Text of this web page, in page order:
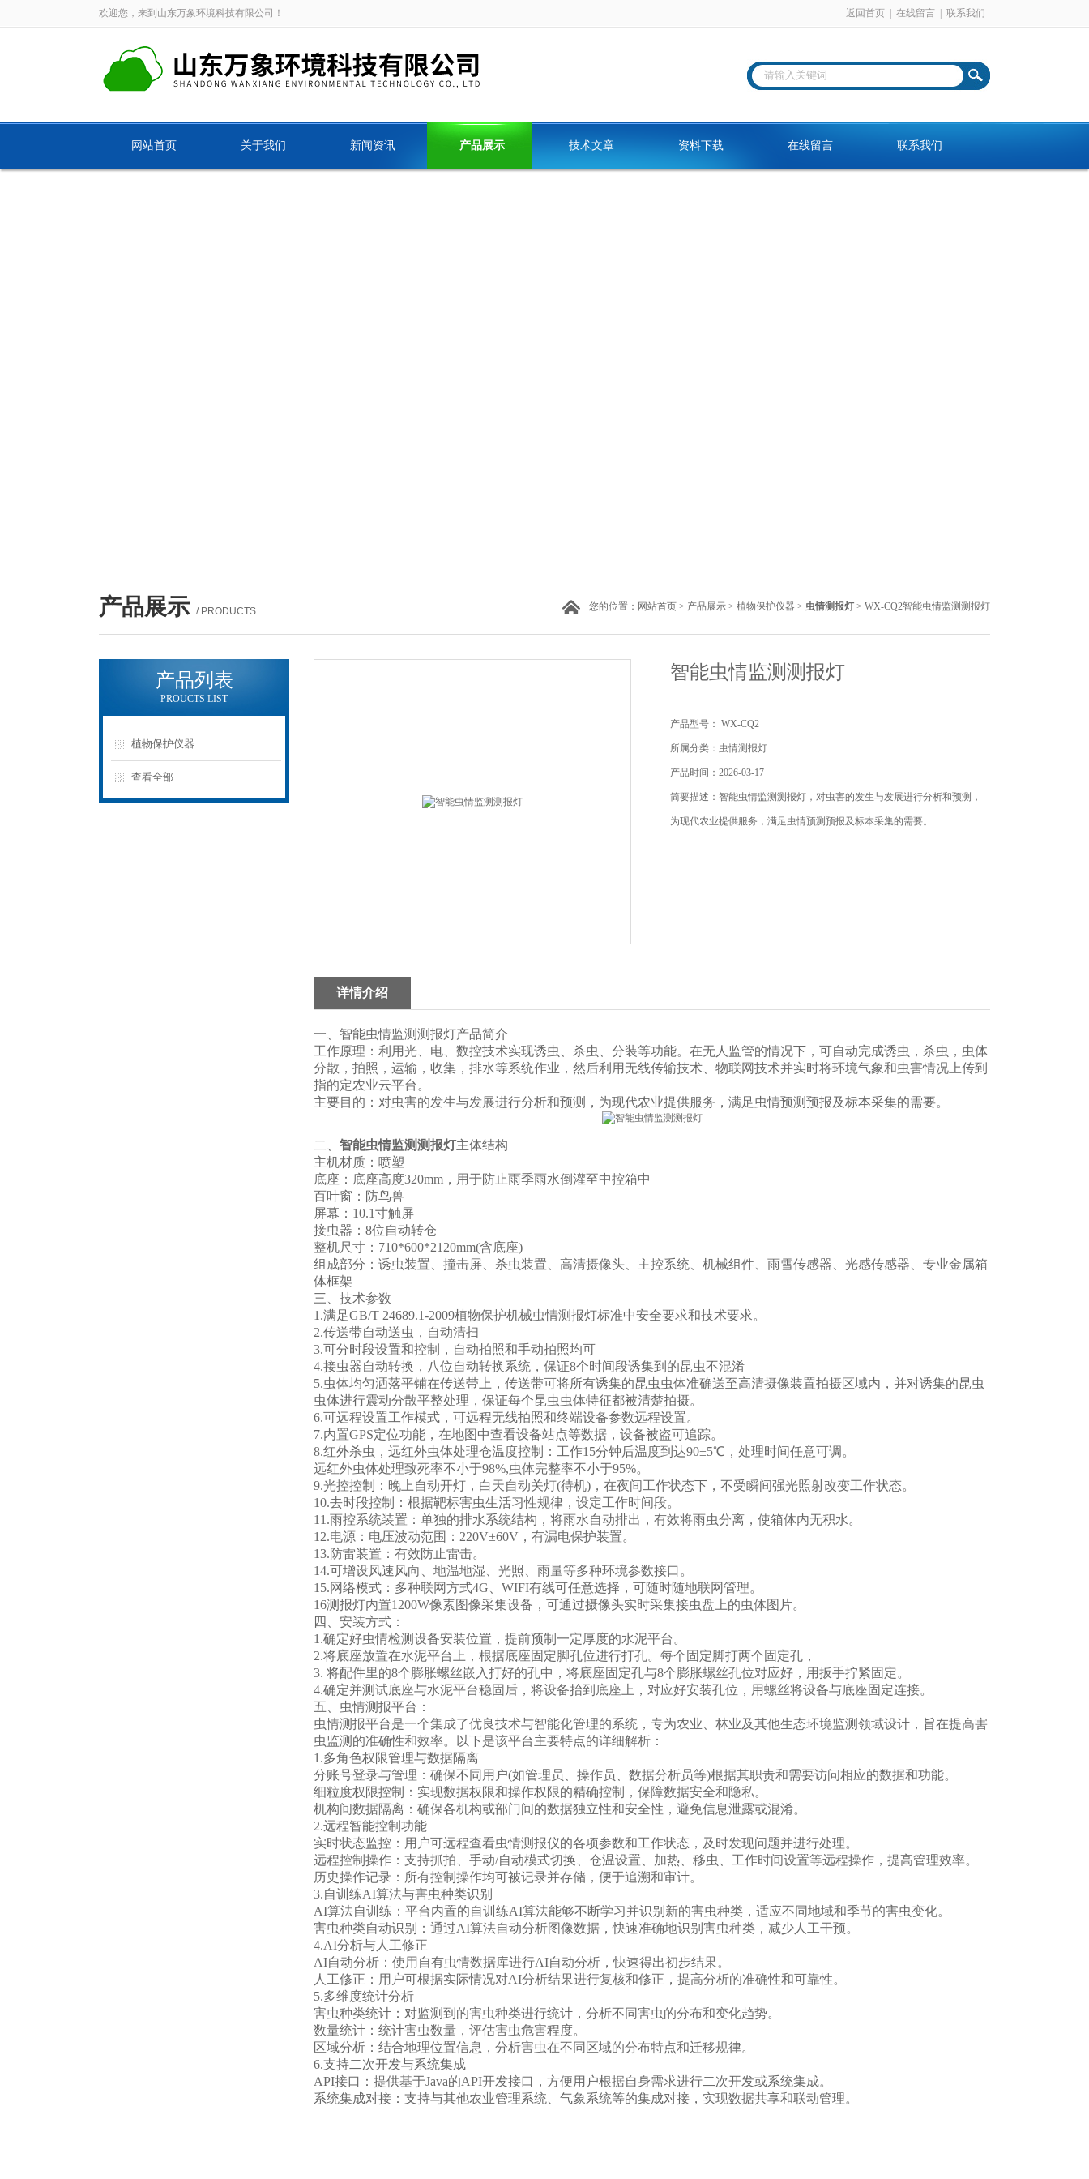
欢迎您，来到山东万象环境科技有限公司！ 返回首页 在线留言 联系我们
网站首页 关于我们 新闻资讯 产品展示 技术文章 资料下载 在线留言 联系我们
产品展示 / PRODUCTS 您的位置： 网站首页 > 产品展示 > 植物保护仪器 > 虫情测报灯 > WX-CQ2智能虫情监测测报灯
产品列表
PROUCTS LIST
植物保护仪器
查看全部
智能虫情监测测报灯
产品型号： WX-CQ2
所属分类：虫情测报灯
产品时间：2026-03-17
简要描述：智能虫情监测测报灯，对虫害的发生与发展进行分析和预测，
为现代农业提供服务，满足虫情预测预报及标本采集的需要。
详情介绍
一、智能虫情监测测报灯产品简介
工作原理：利用光、电、数控技术实现诱虫、杀虫、分装等功能。在无人监管的情况下，可自动完成诱虫，杀虫，虫体
分散，拍照，运输，收集，排水等系统作业，然后利用无线传输技术、物联网技术并实时将环境气象和虫害情况上传到
指的定农业云平台。
主要目的：对虫害的发生与发展进行分析和预测，为现代农业提供服务，满足虫情预测预报及标本采集的需要。
二、 智能虫情监测测报灯主体结构
主机材质：喷塑
底座：底座高度320mm，用于防止雨季雨水倒灌至中控箱中
百叶窗：防鸟兽
屏幕：10.1寸触屏
接虫器：8位自动转仓
整机尺寸：710*600*2120mm(含底座)
组成部分：诱虫装置、撞击屏、杀虫装置、高清摄像头、主控系统、机械组件、雨雪传感器、光感传感器、专业金属箱
体框架
三、技术参数
1.满足GB/T 24689.1-2009植物保护机械虫情测报灯标准中安全要求和技术要求。
2.传送带自动送虫，自动清扫
3.可分时段设置和控制，自动拍照和手动拍照均可
4.接虫器自动转换，八位自动转换系统，保证8个时间段诱集到的昆虫不混淆
5.虫体均匀洒落平铺在传送带上，传送带可将所有诱集的昆虫虫体准确送至高清摄像装置拍摄区域内，并对诱集的昆虫
虫体进行震动分散平整处理，保证每个昆虫虫体特征都被清楚拍摄。
6.可远程设置工作模式，可远程无线拍照和终端设备参数远程设置。
7.内置GPS定位功能，在地图中查看设备站点等数据，设备被盗可追踪。
8.红外杀虫，远红外虫体处理仓温度控制：工作15分钟后温度到达90±5℃，处理时间任意可调。
远红外虫体处理致死率不小于98%,虫体完整率不小于95%。
9.光控控制：晚上自动开灯，白天自动关灯(待机)，在夜间工作状态下，不受瞬间强光照射改变工作状态。
10.去时段控制：根据靶标害虫生活习性规律，设定工作时间段。
11.雨控系统装置：单独的排水系统结构，将雨水自动排出，有效将雨虫分离，使箱体内无积水。
12.电源：电压波动范围：220V±60V，有漏电保护装置。
13.防雷装置：有效防止雷击。
14.可增设风速风向、地温地湿、光照、雨量等多种环境参数接口。
15.网络模式：多种联网方式4G、WIFI有线可任意选择，可随时随地联网管理。
16测报灯内置1200W像素图像采集设备，可通过摄像头实时采集接虫盘上的虫体图片。
四、安装方式：
1.确定好虫情检测设备安装位置，提前预制一定厚度的水泥平台。
2.将底座放置在水泥平台上，根据底座固定脚孔位进行打孔。每个固定脚打两个固定孔，
3. 将配件里的8个膨胀螺丝嵌入打好的孔中，将底座固定孔与8个膨胀螺丝孔位对应好，用扳手拧紧固定。
4.确定并测试底座与水泥平台稳固后，将设备抬到底座上，对应好安装孔位，用螺丝将设备与底座固定连接。
五、虫情测报平台：
虫情测报平台是一个集成了优良技术与智能化管理的系统，专为农业、林业及其他生态环境监测领域设计，旨在提高害
虫监测的准确性和效率。以下是该平台主要特点的详细解析：
1.多角色权限管理与数据隔离
分账号登录与管理：确保不同用户(如管理员、操作员、数据分析员等)根据其职责和需要访问相应的数据和功能。
细粒度权限控制：实现数据权限和操作权限的精确控制，保障数据安全和隐私。
机构间数据隔离：确保各机构或部门间的数据独立性和安全性，避免信息泄露或混淆。
2.远程智能控制功能
实时状态监控：用户可远程查看虫情测报仪的各项参数和工作状态，及时发现问题并进行处理。
远程控制操作：支持抓拍、手动/自动模式切换、仓温设置、加热、移虫、工作时间设置等远程操作，提高管理效率。
历史操作记录：所有控制操作均可被记录并存储，便于追溯和审计。
3.自训练AI算法与害虫种类识别
AI算法自训练：平台内置的自训练AI算法能够不断学习并识别新的害虫种类，适应不同地域和季节的害虫变化。
害虫种类自动识别：通过AI算法自动分析图像数据，快速准确地识别害虫种类，减少人工干预。
4.AI分析与人工修正
AI自动分析：使用自有虫情数据库进行AI自动分析，快速得出初步结果。
人工修正：用户可根据实际情况对AI分析结果进行复核和修正，提高分析的准确性和可靠性。
5.多维度统计分析
害虫种类统计：对监测到的害虫种类进行统计，分析不同害虫的分布和变化趋势。
数量统计：统计害虫数量，评估害虫危害程度。
区域分析：结合地理位置信息，分析害虫在不同区域的分布特点和迁移规律。
6.支持二次开发与系统集成
API接口：提供基于Java的API开发接口，方便用户根据自身需求进行二次开发或系统集成。
系统集成对接：支持与其他农业管理系统、气象系统等的集成对接，实现数据共享和联动管理。